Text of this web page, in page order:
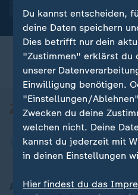
Aktuell bei ZDFheute
Du kannst entscheiden,
deine Daten speichern
Dies betrifft nur dein
"Zustimmen" erklärst du
unserer
Einwilligung benötigen.
"Einstellungen/
Zwecken du deine
welchen nicht. Deine
kannst du jederzeit mit
in deinen Einstellungen
Hier findest du das